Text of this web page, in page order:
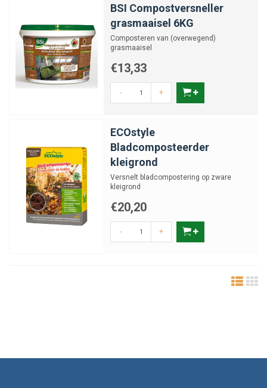
BSI Compostversneller
grasmaaisel 6KG
Composteren van (overwegend)
grasmaaisel
€13,33
- +
ECOstyle
Bladcomposteerder
kleigrond
Versnelt bladcompostering op zware
kleigrond
€20,20
- +